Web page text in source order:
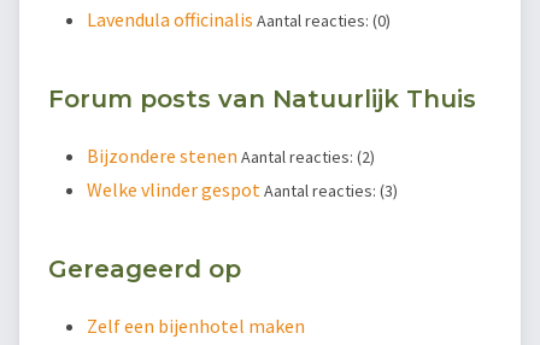
Lavendula officinalis Aantal reacties: (0)
Forum posts van Natuurlijk Thuis
Bijzondere stenen Aantal reacties: (2)
Welke vlinder gespot Aantal reacties: (3)
Gereageerd op
Zelf een bijenhotel maken